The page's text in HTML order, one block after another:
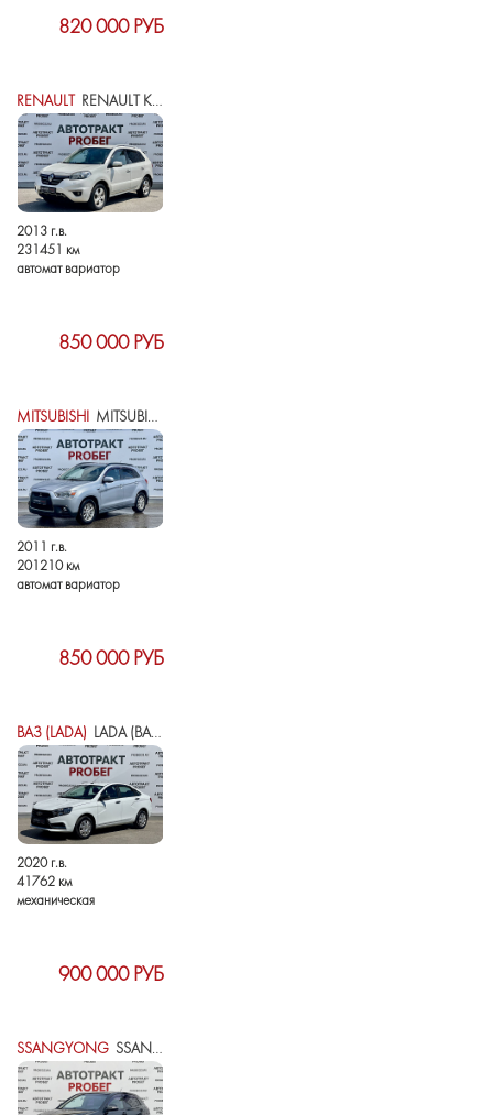
820 000 РУБ
RENAULT RENAULT KOLEOS I РЕСТАЙЛИНГ
2013 г.в.
231451 км
автомат вариатор
850 000 РУБ
MITSUBISHI MITSUBISHI ASX I
2011 г.в.
201210 км
автомат вариатор
850 000 РУБ
ВАЗ (LADA) LADA (ВАЗ) VESTA I
2020 г.в.
41762 км
механическая
900 000 РУБ
SSANGYONG SSANGYONG ACTYON II